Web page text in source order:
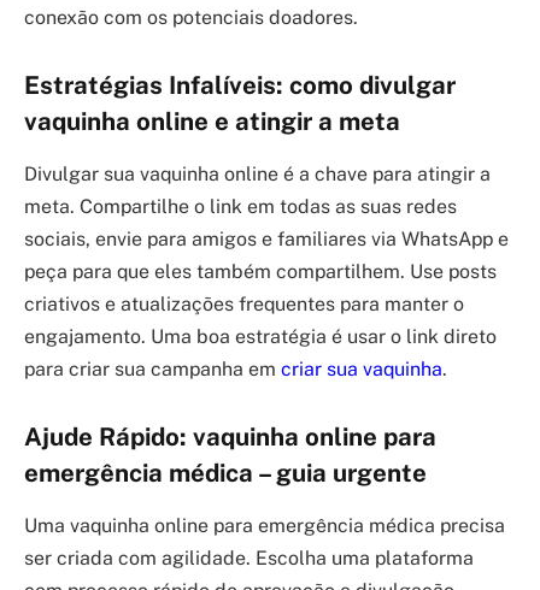
conexão com os potenciais doadores.
Estratégias Infalíveis: como divulgar
vaquinha online e atingir a meta
Divulgar sua vaquinha online é a chave para atingir a
meta. Compartilhe o link em todas as suas redes
sociais, envie para amigos e familiares via WhatsApp e
peça para que eles também compartilhem. Use posts
criativos e atualizações frequentes para manter o
engajamento. Uma boa estratégia é usar o link direto
para criar sua campanha em criar sua vaquinha.
Ajude Rápido: vaquinha online para
emergência médica – guia urgente
Uma vaquinha online para emergência médica precisa
ser criada com agilidade. Escolha uma plataforma